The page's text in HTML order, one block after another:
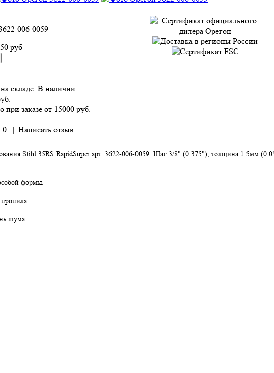
006-0059
руб
складе: В наличии
при заказе от 15000 руб.
0 | Написать отзыв
Stihl 35RS RapidSuper арт. 3622-006-0059. Шаг 3/8" (0,375"), толщина 1,5мм
формы.
пропила.
шума.